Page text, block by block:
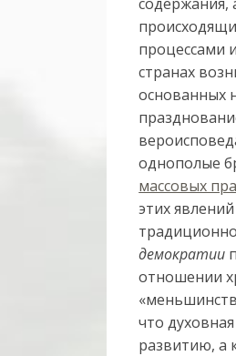
процессами
странах
основанных
однополые
массовых
этих
демократии
отношении
что
развитию, а